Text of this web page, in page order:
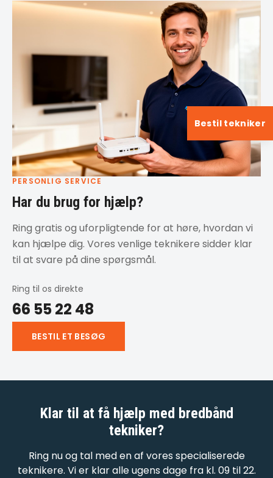
PERSONLIG SERVICE
Har du brug for hjælp?
Ring gratis og uforpligtende for at høre, hvordan vi
kan hjælpe dig. Vores venlige teknikere sidder klar
til at svare på dine spørgsmål.
Ring til os direkte
66 55 22 48
BESTIL ET BESØG
Klar til at få hjælp med bredbånd
tekniker?
Ring nu og tal med en af vores specialiserede
teknikere. Vi er klar alle ugens dage fra kl. 09 til 22.
Bestil tekniker